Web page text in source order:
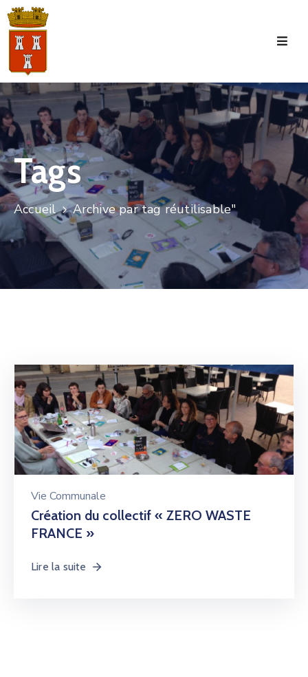
Accueil
La
Commune
Tourisme
Manifestations
Vie
Municipale
Tags
Accueil Archive par tag réutilisable"
Vie Communale
Création du collectif « ZERO WASTE
FRANCE »
Lire la suite